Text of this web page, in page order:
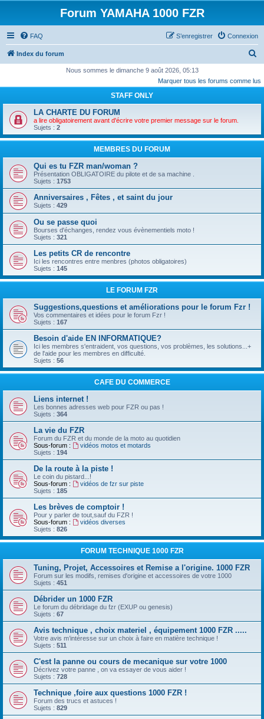
Forum YAMAHA 1000 FZR
FAQ Connexion
S’enregistrer
Index du forum
c
c
Nous sommes le dimanche 9 août 2026, 05:13
Marquer tous les forums comme lus
STAFF ONLY
LA CHARTE DU FORUM
a lire obligatoirement avant d'écrire votre premier message sur le forum.
Sujets : 2
MEMBRES DU FORUM
Qui es tu FZR man/woman ?
Présentation OBLIGATOIRE du pilote et de sa machine .
Sujets : 1753
Anniversaires , Fêtes , et saint du jour
Sujets : 429
Ou se passe quoi
Bourses d'échanges, rendez vous évènementiels moto !
Sujets : 321
Les petits CR de rencontre
Ici les rencontres entre menbres (photos obligatoires)
Sujets : 145
LE FORUM FZR
Suggestions,questions et améliorations pour le forum Fzr !
Vos commentaires et idées pour le forum Fzr !
Sujets : 167
Besoin d'aide EN INFORMATIQUE?
Ici les membres s'entraident, vos questions, vos problèmes, les solutions...+
de l'aide pour les membres en difficulté.
Sujets : 56
CAFE DU COMMERCE
Liens internet !
Les bonnes adresses web pour FZR ou pas !
Sujets : 364
La vie du FZR
Forum du FZR et du monde de la moto au quotidien
Sous-forum :
vidéos motos et motards
Sujets : 194
De la route à la piste !
Le coin du pistard...!
Sous-forum :
vidéos de fzr sur piste
Sujets : 185
Les brèves de comptoir !
Pour y parler de tout,sauf du FZR !
Sous-forum :
vidéos diverses
Sujets : 826
FORUM TECHNIQUE 1000 FZR
Tuning, Projet, Accessoires et Remise a l'origine. 1000 FZR
Forum sur les modifs, remises d'origine et accessoires de votre 1000
Sujets : 451
Débrider un 1000 FZR
Le forum du débridage du fzr (EXUP ou genesis)
Sujets : 67
Avis technique , choix materiel , équipement 1000 FZR .....
Votre avis m’intéresse sur un choix à faire en matière technique !
Sujets : 511
C'est la panne ou cours de mecanique sur votre 1000
Décrivez votre panne , on va essayer de vous aider !
Sujets : 728
Technique ,foire aux questions 1000 FZR !
Forum des trucs et astuces !
Sujets : 829